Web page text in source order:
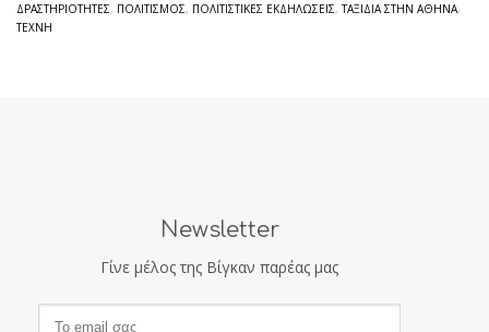
ΔΡΑΣΤΗΡΙΌΤΗΤΕΣ, ΠΟΛΙΤΙΣΜΌΣ, ΠΟΛΙΤΙΣΤΙΚΈΣ ΕΚΔΗΛΏΣΕΙΣ,ΤΑΞΊΔΙΑ ΣΤΗΝ ΑΘΉΝΑ,
ΤΈΧΝΗ
Newsletter
Γίνε μέλος της Βίγκαν παρέας μας